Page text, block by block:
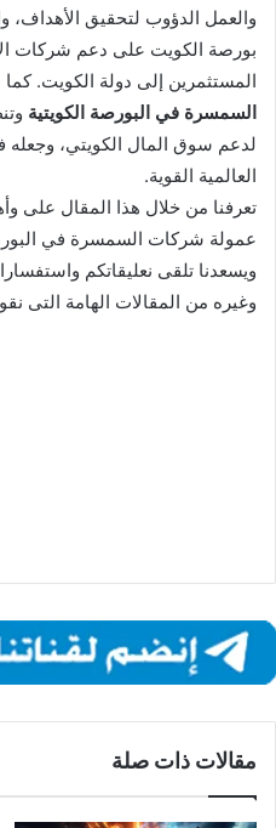
والعمل الدؤوب لتحقيق الأهداف،
بورصة الكويت على دعم شركات
المستثمرين إلى دولة الكويت.
السمسرة في البورصة الكويتية
لدعم سوق المال الكويتي، وجعله
العالمية القوية.
تعرفنا من خلال هذا المقال على
عمولة شركات السمسرة في
ويسعدنا تلقى نعليقاتكم
وغيره من المقالات الهامة التى
مقالات ذات صلة